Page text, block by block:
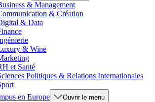
& Management
& Création
& Data
& Wine
et Santé
Politiques & Relations Internationales
en Europe
Ouvrir le menu